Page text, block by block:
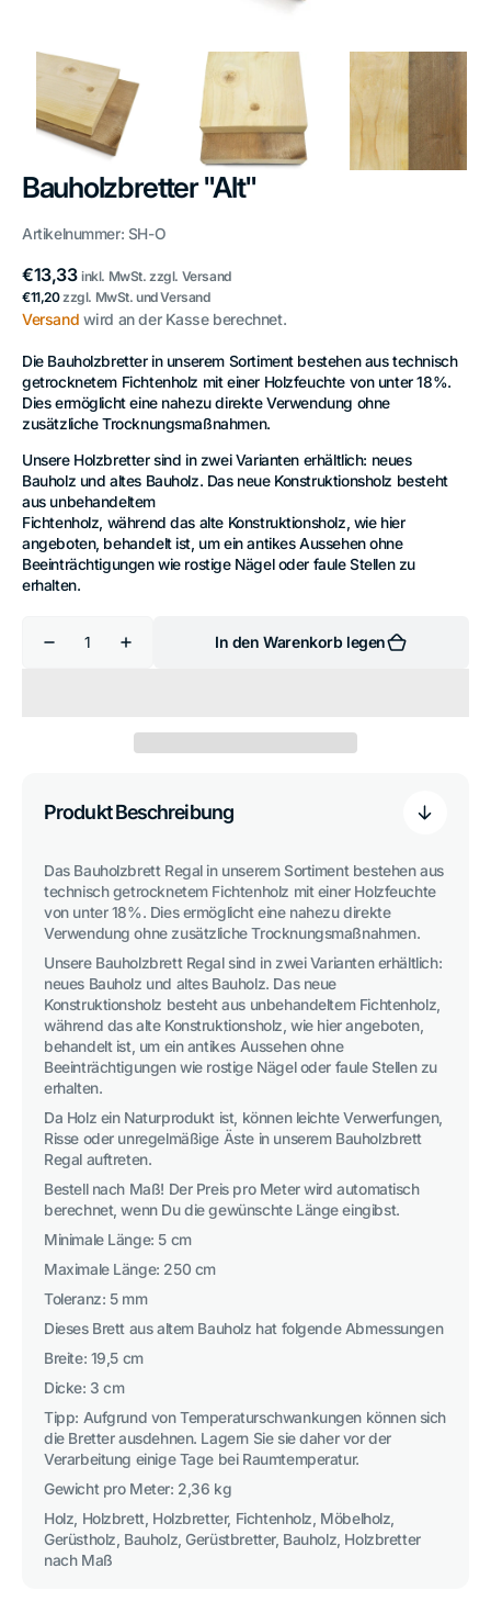
Bauholzbretter "Alt"
Artikelnummer: SH-O
Normaler
Preis
€13,33inkl. MwSt. zzgl. Versand
Normaler
Preis
€11,20zzgl. MwSt. und Versand
Versand wird an der Kasse berechnet.
Die Bauholzbretter in unserem Sortiment bestehen aus technisch
getrocknetem Fichtenholz mit einer Holzfeuchte von unter 18%.
Dies ermöglicht eine nahezu direkte Verwendung ohne
zusätzliche Trocknungsmaßnahmen.
Unsere Holzbretter sind in zwei Varianten erhältlich: neues
Bauholz und altes Bauholz. Das neue Konstruktionsholz besteht
aus unbehandeltem
Fichtenholz, während das alte Konstruktionsholz, wie hier
angeboten, behandelt ist, um ein antikes Aussehen ohne
Beeinträchtigungen wie rostige Nägel oder faule Stellen zu
erhalten.
Verringere
&quot;Alt&quot;
Erhöhe
&quot;Alt&quot;
In den Warenkorb legen
Produkt Beschreibung
Das Bauholzbrett Regal in unserem Sortiment bestehen aus
technisch getrocknetem Fichtenholz mit einer Holzfeuchte
von unter 18%. Dies ermöglicht eine nahezu direkte
Verwendung ohne zusätzliche Trocknungsmaßnahmen.
Unsere Bauholzbrett Regal sind in zwei Varianten erhältlich:
neues Bauholz und altes Bauholz. Das neue
Konstruktionsholz besteht aus unbehandeltem Fichtenholz,
während das alte Konstruktionsholz, wie hier angeboten,
behandelt ist, um ein antikes Aussehen ohne
Beeinträchtigungen wie rostige Nägel oder faule Stellen zu
erhalten.
Da Holz ein Naturprodukt ist, können leichte Verwerfungen,
Risse oder unregelmäßige Äste in unserem Bauholzbrett
Regal auftreten.
Bestell nach Maß! Der Preis pro Meter wird automatisch
berechnet, wenn Du die gewünschte Länge eingibst.
Minimale Länge: 5 cm
Maximale Länge: 250 cm
Toleranz: 5 mm
Dieses Brett aus altem Bauholz hat folgende Abmessungen
Breite: 19,5 cm
Dicke: 3 cm
Tipp: Aufgrund von Temperaturschwankungen können sich
die Bretter ausdehnen. Lagern Sie sie daher vor der
Verarbeitung einige Tage bei Raumtemperatur.
Gewicht pro Meter: 2,36 kg
Holz, Holzbrett, Holzbretter, Fichtenholz, Möbelholz,
Gerüstholz, Bauholz, Gerüstbretter, Bauholz, Holzbretter
nach Maß